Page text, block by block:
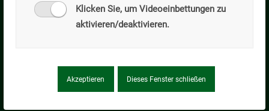
Klicken Sie, um Videoeinbettungen zu
aktivieren/deaktivieren.
Akzeptieren Dieses Fenster schließen
Transportbeton
Transportbeton – Betonpumpen – Dienstleistungen
83674 Gaißach